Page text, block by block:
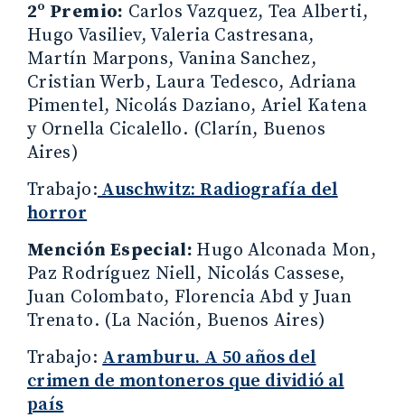
2º Premio: Carlos Vazquez, Tea Alberti,
Hugo Vasiliev, Valeria Castresana,
Martín Marpons, Vanina Sanchez,
Cristian Werb, Laura Tedesco, Adriana
Pimentel, Nicolás Daziano, Ariel Katena
y Ornella Cicalello. (Clarín, Buenos
Aires)
Trabajo:Auschwitz: Radiografía del
horror
Mención Especial: Hugo Alconada Mon,
Paz Rodríguez Niell, Nicolás Cassese,
Juan Colombato, Florencia Abd y Juan
Trenato. (La Nación, Buenos Aires)
Trabajo:Aramburu. A 50 años del
crimen de montoneros que dividió al
país